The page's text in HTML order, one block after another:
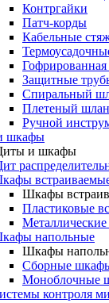
Контргайки
Патч-корды
Кабельные
Гофрированная
Защитные
Спиральный
Плетеный
Ручной
шкафы
и шкафы
Шкафы
Пластиковые
напольные
Шкафы
Сборные
Моноблочные
контроля